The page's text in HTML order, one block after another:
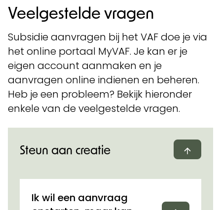
Veelgestelde vragen
Subsidie aanvragen bij het VAF doe je via
het online portaal MyVAF. Je kan er je
eigen account aanmaken en je
aanvragen online indienen en beheren.
Heb je een probleem? Bekijk hieronder
enkele van de veelgestelde vragen.
Steun aan creatie
Ik wil een aanvraag